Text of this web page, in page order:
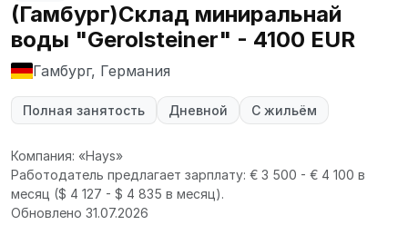
(Гамбург)Склад миниральнай
воды "Gerolsteiner" - 4100 EUR
Гамбург, Германия
Полная занятость Дневной С жильём
Компания: «Hays»
Работодатель предлагает зарплату: € 3 500 - € 4 100 в
месяц ($ 4 127 - $ 4 835 в месяц).
Обновлено 31.07.2026